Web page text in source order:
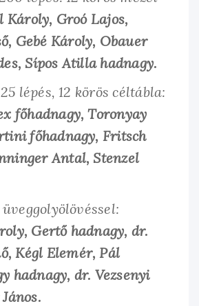
Károly, Groó Lajos,
Gebé Károly, Obauer
Sípos Atilla hadnagy.
lépés, 12 körös céltábla:
főhadnagy, Toronyay
főhadnagy, Fritsch
Antal, Stenzel
Gertő hadnagy, dr.
Kégl Elemér, Pál
hadnagy, dr. Vezsenyi